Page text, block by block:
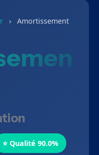
› Amortissement
⭐ Qualité 90.0%